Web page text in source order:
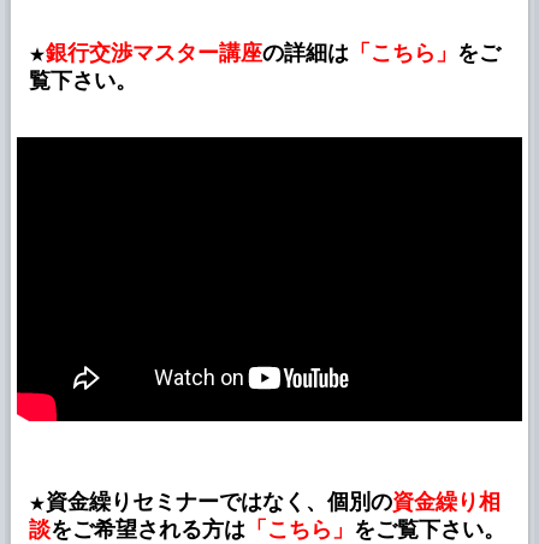
★銀行交渉マスター講座の詳細は「こちら」 をご
覧下さい。
★資金繰りセミナーではなく、個別の資金繰り相
談をご希望される方は「こちら」 をご覧下さい。